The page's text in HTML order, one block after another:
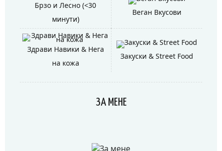
Брзо и Лесно (<30
минути)
Веган Вкусови
Здрави Навики & Нега
на кожа
Закуски & Street Food
ЗА МЕНЕ